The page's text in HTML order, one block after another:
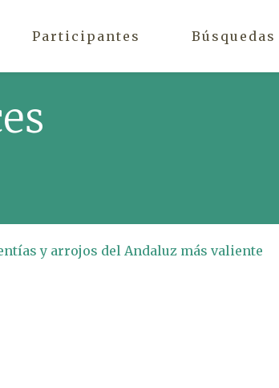
Participantes Búsquedas
y arrojos del Andaluz más valiente